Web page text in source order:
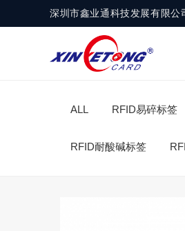
深圳市鑫业通科技发展有限公
ALL RFID易碎标签
RFID耐酸碱标签